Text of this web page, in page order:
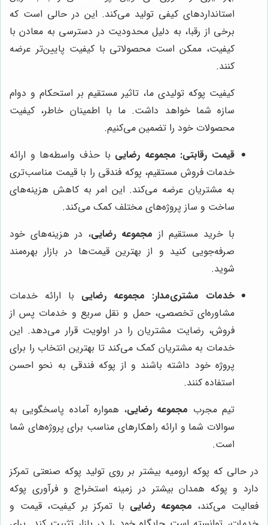
استانداردهای کیفی تولید می‌کند. این در حالی است که
برخی از رقبا، به دلیل محدودیت در دسترسی به معادن با
کیفیت، ممکن است محصولاتی با کیفیت پایین‌تر عرضه
کنند.
کیفیت پوکه تولیدی ما، تاثیر مستقیم بر استحکام و دوام
سازه شما خواهد داشت. ما با اطمینان خاطر، کیفیت
محصولات خود را تضمین می‌کنیم.
قیمت رقابتی: مجموعه رضایی با حذف واسطه‌ها و ارائه
خدمات فروش مستقیم، پوکه فندقی را با قیمت مناسب‌تری
به مشتریان عرضه می‌کند. این امر به کاهش هزینه‌های
ساخت و ساز پروژه‌های مختلف کمک می‌کند.
با خرید مستقیم از مجموعه رضایی، در هزینه‌های خود
صرفه‌جویی کنید و از بهترین قیمت‌ها در بازار بهره‌مند
شوید.
خدمات مشتری‌مدار: مجموعه رضایی با ارائه خدمات
مشاوره‌ای تخصصی، حمل و نقل سریع و خدمات پس از
فروش، رضایت مشتریان را در اولویت قرار می‌دهد. این
خدمات به مشتریان کمک می‌کند تا بهترین انتخاب را برای
پروژه خود داشته باشند و از پوکه فندقی به نحو احسن
استفاده کنند.
تیم مجرب مجموعه رضایی، همواره آماده پاسخگویی به
سوالات شما و ارائه راهکارهای مناسب برای پروژه‌های شما
است.
در حالی که پوکه ارومیه بیشتر بر روی تولید پوکه صنعتی تمرکز
دارد و پوکه همدان بیشتر در زمینه استخراج و فرآوری پوکه
فعالیت می‌کند، مجموعه رضایی با تمرکز بر کیفیت، قیمت و